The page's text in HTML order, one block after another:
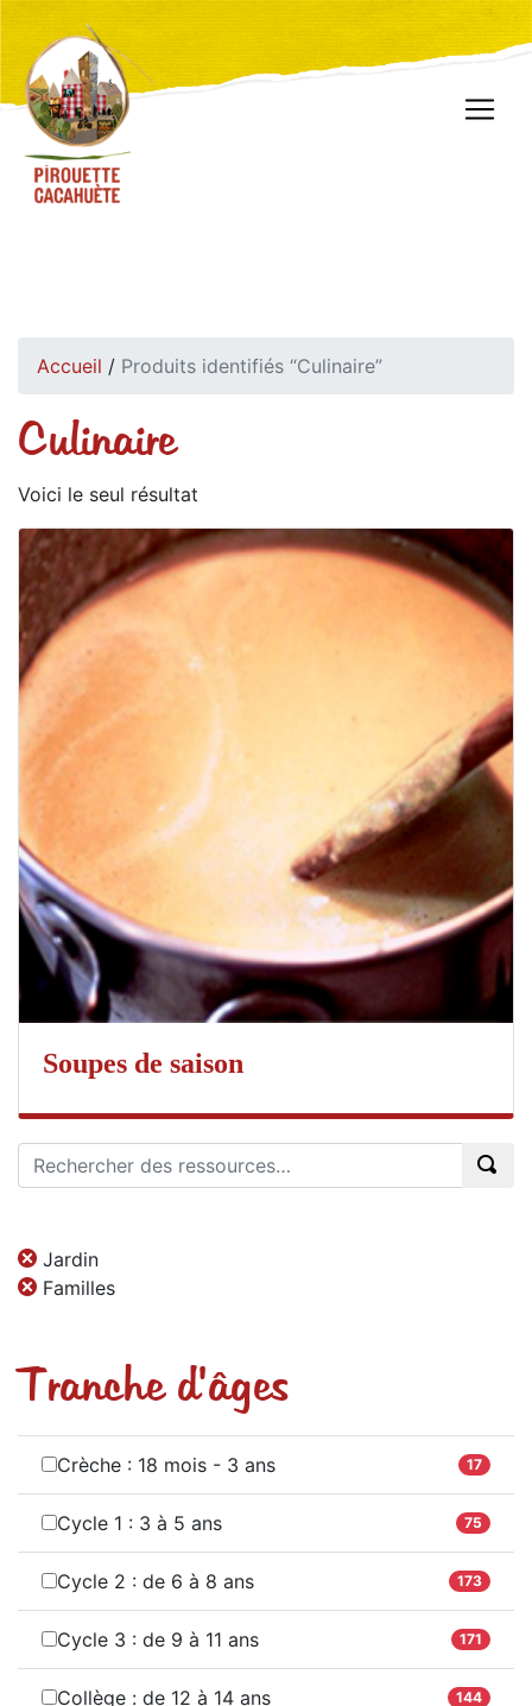
Accueil / Produits identifiés “Culinaire”
Culinaire
Voici le seul résultat
Soupes de saison
Jardin
Familles
Tranche d'âges
Crèche : 18 mois - 3 ans 17
Cycle 1 : 3 à 5 ans 75
Cycle 2 : de 6 à 8 ans 173
Cycle 3 : de 9 à 11 ans 171
Collège : de 12 à 14 ans 144